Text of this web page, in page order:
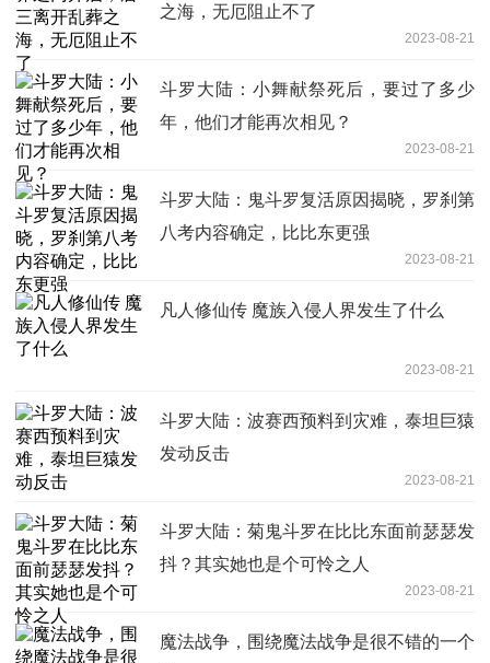
之海，无厄阻止不了
2023-08-21
斗罗大陆：小舞献祭死后，要过了多少
年，他们才能再次相见？
2023-08-21
斗罗大陆：鬼斗罗复活原因揭晓，罗刹第
八考内容确定，比比东更强
2023-08-21
凡人修仙传 魔族入侵人界发生了什么
2023-08-21
斗罗大陆：波赛西预料到灾难，泰坦巨猿
发动反击
2023-08-21
斗罗大陆：菊鬼斗罗在比比东面前瑟瑟发
抖？其实她也是个可怜之人
2023-08-21
魔法战争，围绕魔法战争是很不错的一个